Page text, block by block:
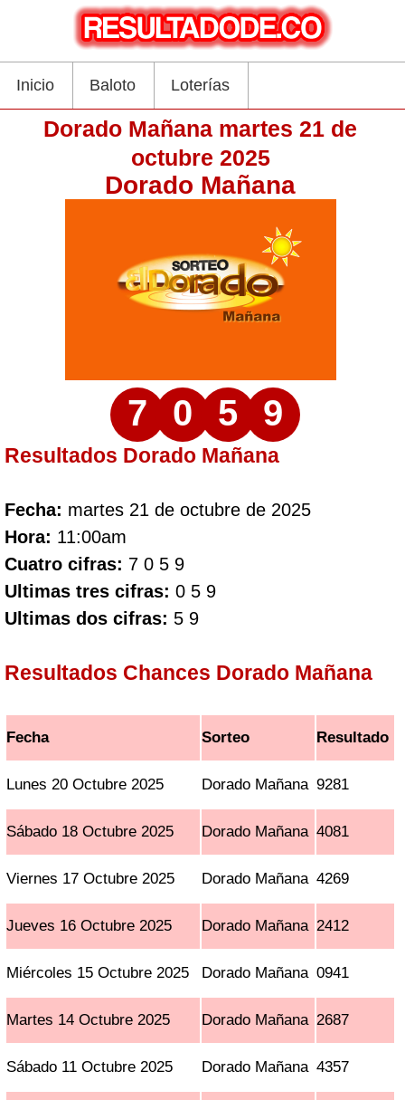
Inicio Baloto Loterías
Dorado Mañana martes 21 de
octubre 2025
Dorado Mañana
7 0 5 9
Resultados Dorado Mañana
Fecha: martes 21 de octubre de 2025
Hora: 11:00am
Cuatro cifras: 7 0 5 9
Ultimas tres cifras: 0 5 9
Ultimas dos cifras: 5 9
Resultados Chances Dorado Mañana
Fecha Sorteo Resultado
Lunes 20 Octubre 2025 Dorado Mañana 9281
Sábado 18 Octubre 2025 Dorado Mañana 4081
Viernes 17 Octubre 2025 Dorado Mañana 4269
Jueves 16 Octubre 2025 Dorado Mañana 2412
Miércoles 15 Octubre 2025 Dorado Mañana 0941
Martes 14 Octubre 2025 Dorado Mañana 2687
Sábado 11 Octubre 2025 Dorado Mañana 4357